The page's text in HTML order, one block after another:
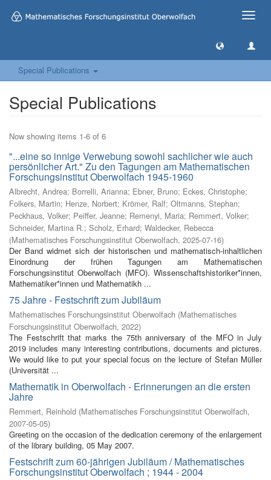
Toggle
Special Publications
Special Publications
Now showing items 1-6 of 6
"...eine so innige Verwebung sowohl sachlicher wie auch
persönlicher Art." Zu den Tagungen am Mathematischen
Forschungsinstitut Oberwolfach 1945-1960
Albrecht, Andrea; Borrelli, Arianna; Ebner, Bruno; Eckes, Christophe;
Folkers, Martin; Henze, Norbert; Krömer, Ralf; Oltmanns, Stephan;
Peckhaus, Volker; Peiffer, Jeanne; Remenyi, Maria; Remmert, Volker;
Schneider, Martina R.; Scholz, Erhard; Waldecker, Rebecca
(Mathematisches Forschungsinstitut Oberwolfach, 2025-07-16)
Der Band widmet sich der historischen und mathematisch-inhaltlichen
Einordnung der frühen Tagungen am Mathematischen
Forschungsinstitut Oberwolfach (MFO). Wissenschaftshistoriker*innen,
Mathematiker*innen und Mathematikh ...
75 Jahre - Festschrift zum Jubiläum
Mathematisches Forschungsinstitut Oberwolfach (Mathematisches
Forschungsinstitut Oberwolfach, 2022)
The Festschrift that marks the 75th anniversary of the MFO in July
2019 includes many interesting contributions, documents and pictures.
We would like to put your special focus on the lecture of Stefan Müller
(Universität ...
Mathematik in Oberwolfach - Erinnerungen an die ersten
Jahre
Remmert, Reinhold (Mathematisches Forschungsinstitut Oberwolfach,
2007-05-05)
Greeting on the occasion of the dedication ceremony of the enlargement
of the library building, 05 May 2007.
Festschrift zum 60-jährigen Jubiläum / Mathematisches
Forschungsinstitut Oberwolfach ; 1944 - 2004